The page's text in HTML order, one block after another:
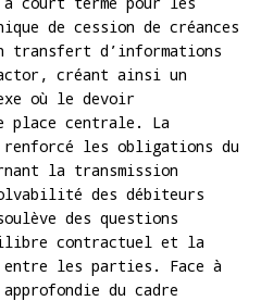
de cession de créances
transfert d’informations
créant ainsi un
où le devoir
place centrale. La
renforcé les obligations du
la transmission
des débiteurs
des questions
contractuel et la
les parties. Face à
du cadre